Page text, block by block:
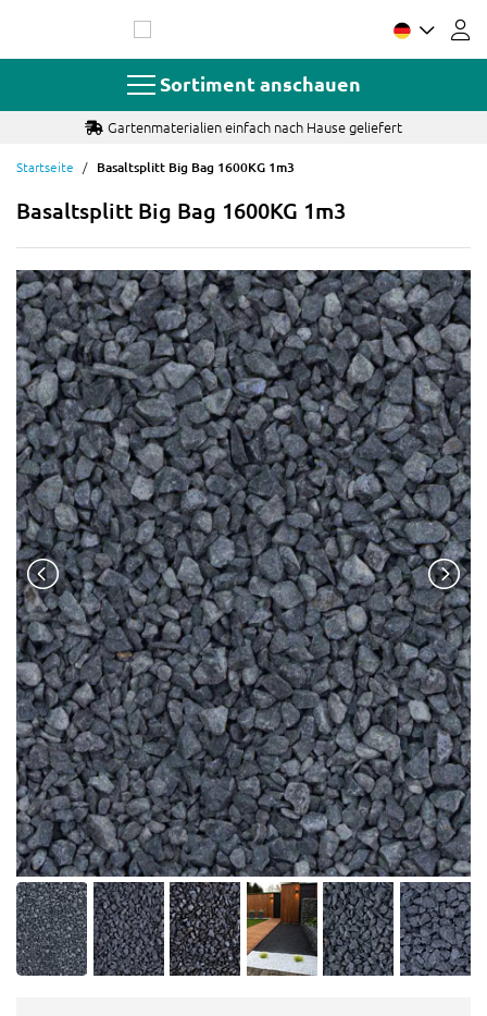
springen
Sortiment anschauen
Gartenmaterialien einfach nach Hause geliefert
Startseite Basaltsplitt Big Bag 1600KG 1m3
Basaltsplitt Big Bag 1600KG 1m3